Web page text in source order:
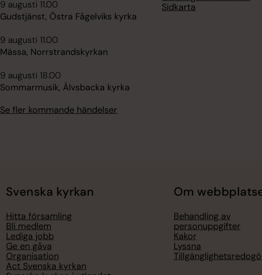
9 augusti 11.00
Gudstjänst, Östra Fågelviks kyrka
9 augusti 11.00
Mässa, Norrstrandskyrkan
9 augusti 18.00
Sommarmusik, Älvsbacka kyrka
Se fler kommande händelser
Sidkarta
Svenska kyrkan
Hitta församling
Bli medlem
Lediga jobb
Ge en gåva
Organisation
Act Svenska kyrkan
Om
Behandling av
personuppgifter
Kakor
Lyssna